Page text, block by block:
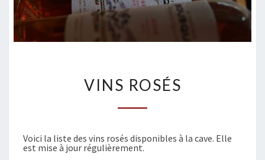
I
S
O
S
VINS ROSÉS
Voici la liste des vins rosés disponibles à la cave. Elle
est mise à jour régulièrement.